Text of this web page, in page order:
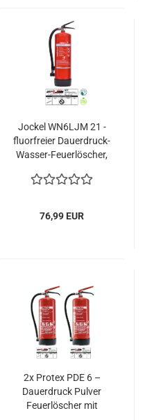
Jockel WN6LJM 21 -
fluorfreier Dauerdruck-
Wasser-Feuerlöscher,
Prüfplakette
76,99 EUR
2x Protex PDE 6 –
Dauerdruck Pulver
Feuerlöscher mit